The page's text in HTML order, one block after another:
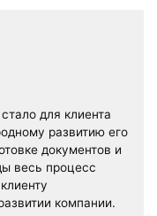
для клиента
развитию его
документов и
весь процесс
компании.